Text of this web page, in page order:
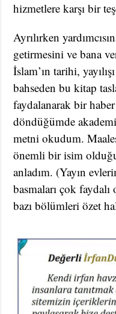
hizmetlere karşı bir
Ayrılırken
getirmesini ve bana
İslam’ın tarihi,
bahseden bu kitap
faydalanarak bir
döndüğümde
metni okudum.
önemli bir isim
anladım. (Yayın
basmaları çok
bazı bölümleri özet